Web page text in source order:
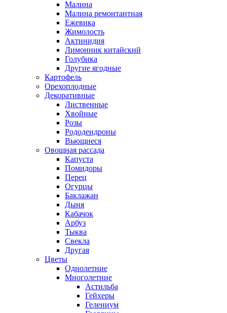
Малина
Малина ремонтантная
Ежевика
Жимолость
Актинидия
Лимонник китайский
Голубика
Другие ягодные
Картофель
Орехоплодные
Декоративные
Лиственные
Хвойные
Розы
Рододендроны
Вьющиеся
Овощная рассада
Капуста
Помидоры
Перец
Огурцы
Баклажан
Дыня
Кабачок
Арбуз
Тыква
Свекла
Другая
Цветы
Однолетние
Многолетние
Астильба
Гейхеры
Гелениум